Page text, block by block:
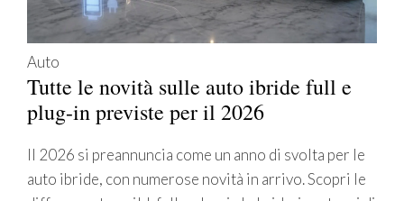
Auto
Tutte le novità sulle auto ibride full e
plug-in previste per il 2026
Il 2026 si preannuncia come un anno di svolta per le
auto ibride, con numerose novità in arrivo. Scopri le